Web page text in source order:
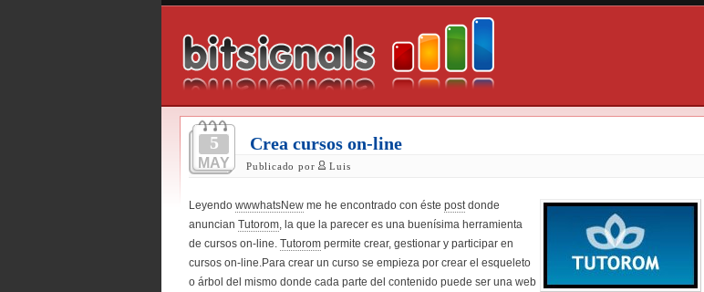
5
MAY
Crea cursos on-line
Publicado por Luis
Leyendo wwwhatsNew me he encontrado con éste postdonde
anuncian Tutorom, la que la parecer es una buenísima herramienta
de cursos on-line. Tutorom permite crear, gestionar y participar en
cursos on-line.Para crear un curso se empieza por crear el esqueleto
o árbol del mismo donde cada parte del contenido puede ser una web